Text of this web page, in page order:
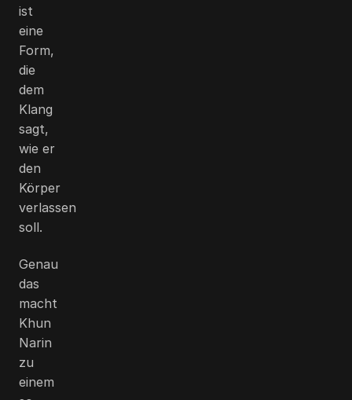
ist
eine
Form,
die
dem
Klang
sagt,
wie er
den
Körper
verlassen
soll.
Genau
das
macht
Khun
Narin
zu
einem